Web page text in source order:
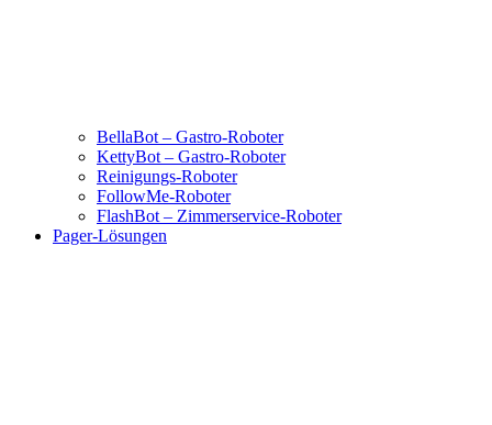
BellaBot – Gastro-Roboter
KettyBot – Gastro-Roboter
Reinigungs-Roboter
FollowMe-Roboter
FlashBot – Zimmerservice-Roboter
Pager-Lösungen